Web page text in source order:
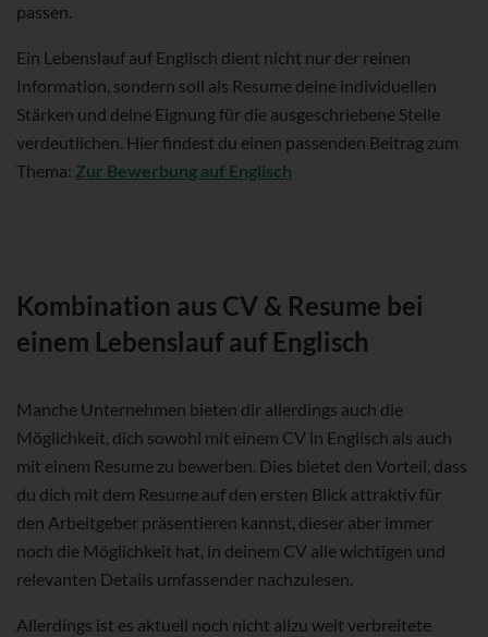
passen.
Ein Lebenslauf auf Englisch dient nicht nur der reinen
Information, sondern soll als Resume deine individuellen
Stärken und deine Eignung für die ausgeschriebene Stelle
verdeutlichen. Hier findest du einen passenden Beitrag zum
Thema: Zur Bewerbung auf Englisch
Kombination aus CV & Resume bei
einem Lebenslauf auf Englisch
Manche Unternehmen bieten dir allerdings auch die
Möglichkeit, dich sowohl mit einem CV in Englisch als auch
mit einem Resume zu bewerben. Dies bietet den Vorteil, dass
du dich mit dem Resume auf den ersten Blick attraktiv für
den Arbeitgeber präsentieren kannst, dieser aber immer
noch die Möglichkeit hat, in deinem CV alle wichtigen und
relevanten Details umfassender nachzulesen.
Allerdings ist es aktuell noch nicht allzu weit verbreitete